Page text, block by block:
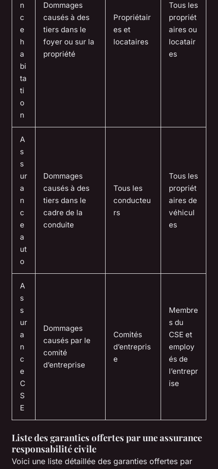
n
c
e
h
a
bi
ta
ti
o
n
Dommages
causés à des
tiers dans le
foyer ou sur la
propriété
Propriétair
es et
locataires
Tous les
propriét
aires ou
locatair
es
A
s
s
ur
a
n
c
e
a
ut
o
Dommages
causés à des
tiers dans le
cadre de la
conduite
Tous les
conducteu
rs
Tous les
propriét
aires de
véhicul
es
A
s
s
ur
a
n
c
e
C
S
E
Dommages
causés par le
comité
d’entreprise
Comités
d’entrepris
e
Membre
s du
CSE et
employ
és de
l’entrepr
ise
Liste des garanties offertes par une assurance
responsabilité civile
Voici une liste détaillée des garanties offertes par